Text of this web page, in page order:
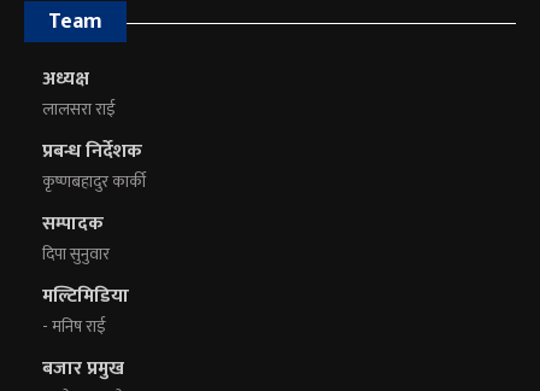
Team
अध्यक्ष
लालसरा राई
प्रबन्ध निर्देशक
कृष्णबहादुर कार्की
सम्पादक
दिपा सुनुवार
मल्टिमिडिया
- मनिष राई
बजार प्रमुख